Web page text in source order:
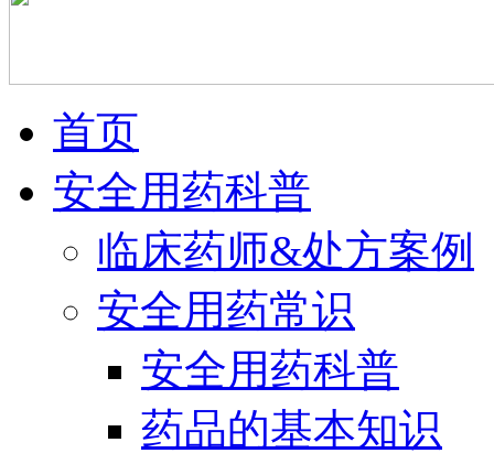
首页
安全用药科普
临床药师&处方案例
安全用药常识
安全用药科普
药品的基本知识